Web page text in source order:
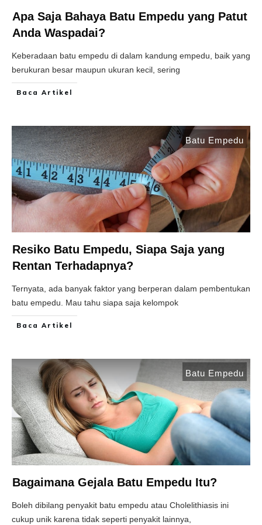
Apa Saja Bahaya Batu Empedu yang Patut
Anda Waspadai?
Keberadaan batu empedu di dalam kandung empedu, baik yang
berukuran besar maupun ukuran kecil, sering
Baca Artikel
Batu Empedu
Resiko Batu Empedu, Siapa Saja yang
Rentan Terhadapnya?
Ternyata, ada banyak faktor yang berperan dalam pembentukan
batu empedu. Mau tahu siapa saja kelompok
Baca Artikel
Batu Empedu
Bagaimana Gejala Batu Empedu Itu?
Boleh dibilang penyakit batu empedu atau Cholelithiasis ini
cukup unik karena tidak seperti penyakit lainnya,